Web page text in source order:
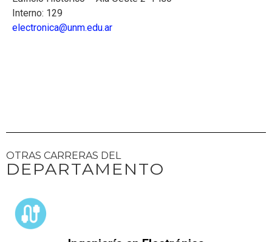
Interno: 129
electronica@unm.edu.ar
OTRAS CARRERAS DEL
DEPARTAMENTO